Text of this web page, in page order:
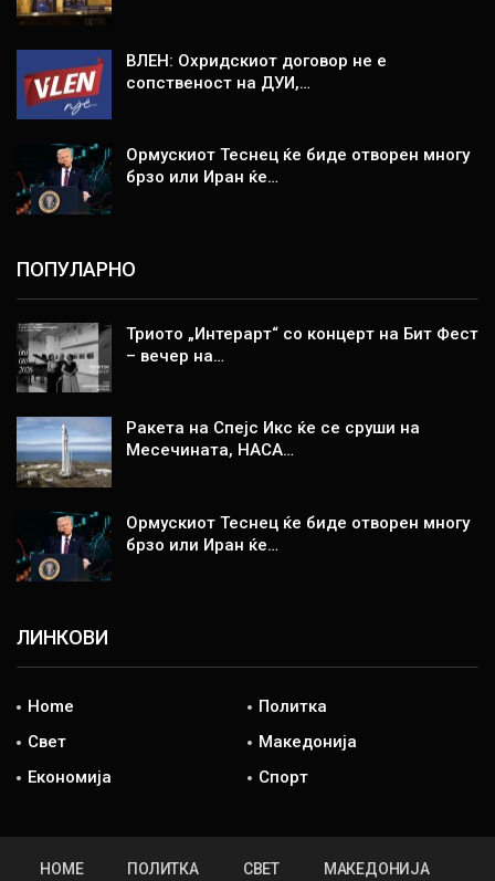
ВЛЕН: Охридскиот договор не е
сопственост на ДУИ,…
Ормускиот Теснец ќе биде отворен многу
брзо или Иран ќе…
ПОПУЛАРНО
Триото „Интерарт“ со концерт на Бит Фест
– вечер на…
Ракета на Спејс Икс ќе се сруши на
Месечината, НАСА…
Ормускиот Теснец ќе биде отворен многу
брзо или Иран ќе…
ЛИНКОВИ
Home
Политка
Свет
Македонија
Економија
Спорт
HOME ПОЛИТКА СВЕТ МАКЕДОНИЈА